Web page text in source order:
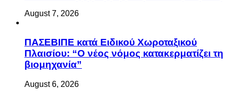
August 7, 2026
ΠΑΣΕΒΙΠΕ κατά Ειδικού Χωροταξικού
Πλαισίου: “Ο νέος νόμος κατακερματίζει τη
βιομηχανία”
August 6, 2026